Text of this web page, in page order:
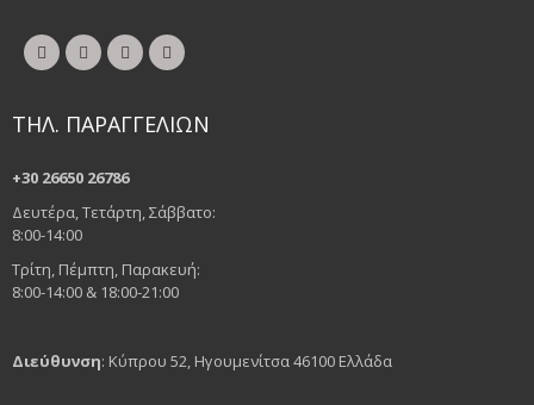
ΤΗΛ. ΠΑΡΑΓΓΕΛΙΩΝ
+30 26650 26786
Δευτέρα, Τετάρτη, Σάββατο:
8:00-14:00
Τρίτη, Πέμπτη, Παρακευή:
8:00-14:00 & 18:00-21:00
Διεύθυνση: Κύπρου 52, Ηγουμενίτσα 46100 Ελλάδα